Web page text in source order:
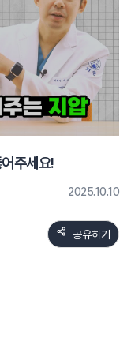
주세요!
2025.10.10
공유하기